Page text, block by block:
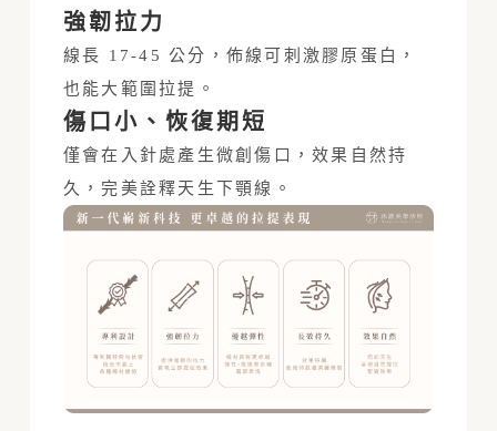
強韌拉力
線長 17-45 公分，佈線可刺激膠原蛋白，
也能大範圍拉提。
傷口小、恢復期短
僅會在入針處產生微創傷口，效果自然持
久，完美詮釋天生下顎線。